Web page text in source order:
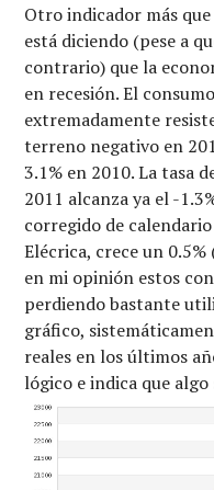
Otro indicador más
está diciendo (pese a
contrario) que la
en recesión. El
extremadamente
terreno negativo en
3.1% en 2010. La tasa
2011 alcanza ya el -
corregido de
Elécrica, crece un
en mi opinión estos
perdiendo bastante
gráfico,
reales en los últimos
lógico e indica que